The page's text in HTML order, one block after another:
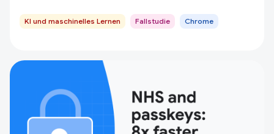
KI und maschinelles Lernen Fallstudie Chrome